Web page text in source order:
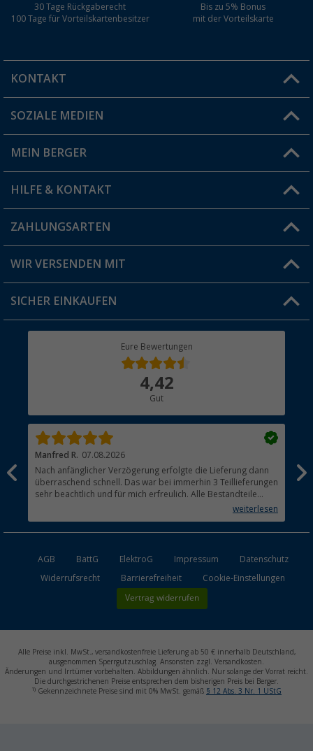
30 Tage Rückgaberecht
100 Tage für Vorteilskartenbesitzer
Bis zu 5% Bonus
mit der Vorteilskarte
KONTAKT
Du hast eine Frage?
Filiale finden
SOZIALE MEDIEN
MEIN BERGER
Vorteilskarte
Blog
Jobs & Karriere
HILFE & KONTAKT
FAQ & Kontakt
Versandinformationen
Rücksendung
ZAHLUNGSARTEN
WIR VERSENDEN MIT
SICHER EINKAUFEN
Eure Bewertungen
4,42
Gut
Manfred R. 07.08.2026
Nach anfänglicher Verzögerung erfolgte die Lieferung dann
überraschend schnell. Das war bei immerhin 3 Teillieferungen
sehr beachtlich und für mich erfreulich. Alle Bestandteile
waren gut verpackt und in Ordnung. Das Gerät (Gasgrill)weiterlesen
AGB BattG ElektroG Impressum
Datenschutz
Widerrufsrecht
Barrierefreiheit Cookie-Einstellungen
Vertrag widerrufen
Alle Preise inkl. MwSt., versandkostenfreie Lieferung ab 50 € innerhalb Deutschland,
ausgenommen Sperrgutzuschlag. Ansonsten zzgl. Versandkosten.
Änderungen und Irrtümer vorbehalten. Abbildungen ähnlich. Nur solange der Vorrat reicht.
Die durchgestrichenen Preise entsprechen dem bisherigen Preis bei Berger.
1) Gekennzeichnete Preise sind mit 0% MwSt. gemäß § 12 Abs. 3 Nr. 1 UStG